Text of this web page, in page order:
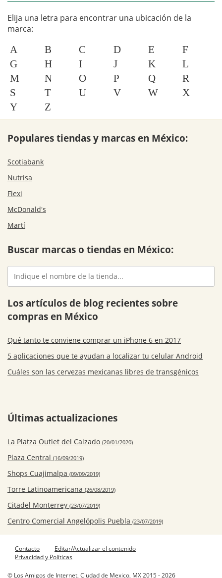
Elija una letra para encontrar una ubicación de la
marca:
A B C D E
F
G
H I J K
L
M
N O P Q
R
S
T U V W
X
Y
Z
Populares tiendas y marcas en México:
Scotiabank
Nutrisa
Flexi
McDonald's
Martí
Buscar marcas o tiendas en México:
Los artículos de blog recientes sobre
compras en México
Qué tanto te conviene comprar un iPhone 6 en 2017
5 aplicaciones que te ayudan a localizar tu celular Android
Cuáles son las cervezas mexicanas libres de transgénicos
Últimas actualizaciones
La Platza Outlet del Calzado (20/01/2020)
Plaza Central (16/09/2019)
Shops Cuajimalpa (09/09/2019)
Torre Latinoamericana (26/08/2019)
Citadel Monterrey (23/07/2019)
Centro Comercial Angelópolis Puebla (23/07/2019)
Contacto
Editar/Actualizar el contenido
Privacidad y Políticas
© Los Amigos de Internet, Ciudad de Mexico, MX 2015 - 2026